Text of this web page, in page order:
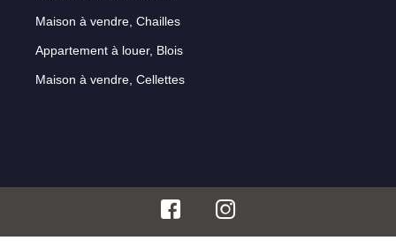
Maison à vendre, Chailles
Appartement à louer, Blois
Maison à vendre, Cellettes